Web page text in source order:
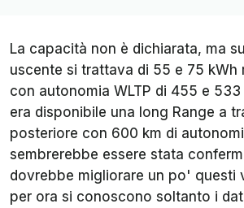
La capacità non è dichiarata, ma
uscente si trattava di 55 e 75 kWh
con autonomia WLTP di 455 e
era disponibile una long Range a
posteriore con 600 km di
sembrerebbe essere stata
dovrebbe migliorare un po' questi
per ora si conoscono soltanto i